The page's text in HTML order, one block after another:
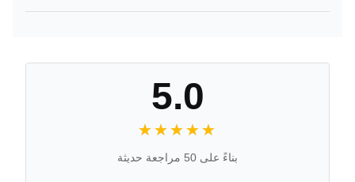
5.0
★★★★★
★★★★★
بناءً على 50 مراجعة حديثة